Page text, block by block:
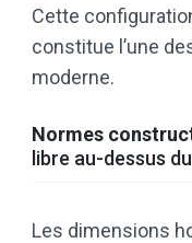
Cette
constitue l’une
moderne.
Normes
libre au-dessus
Les dimensions